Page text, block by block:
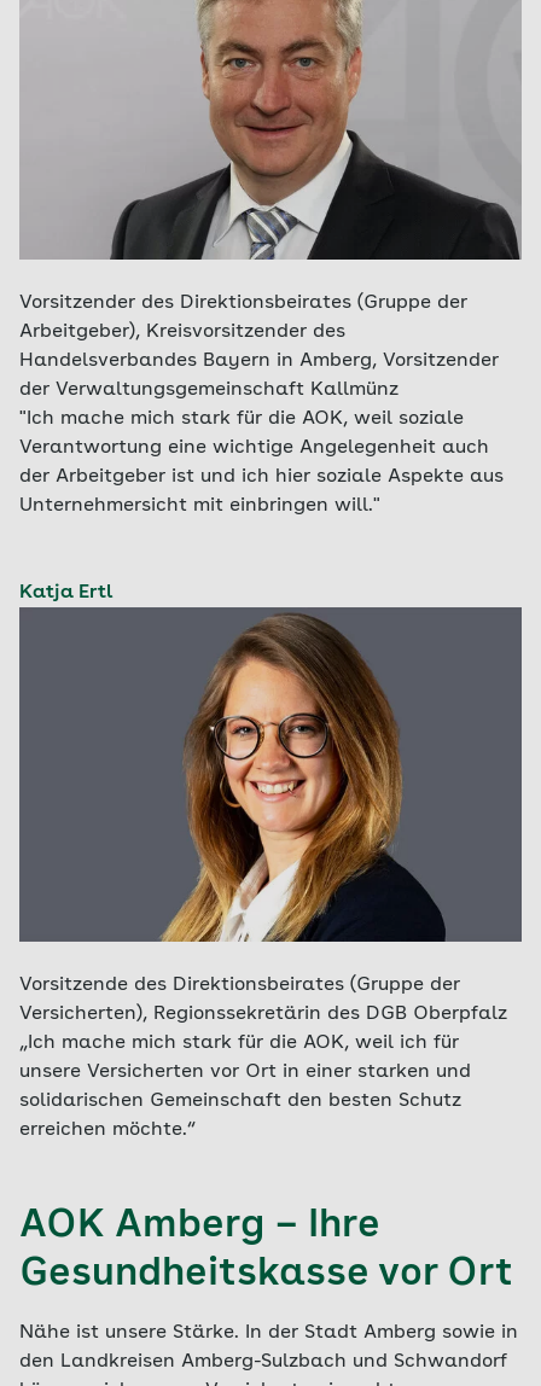
Vorsitzender des Direktionsbeirates (Gruppe der
Arbeitgeber), Kreisvorsitzender des
Handelsverbandes Bayern in Amberg, Vorsitzender
der Verwaltungsgemeinschaft Kallmünz
"Ich mache mich stark für die AOK, weil soziale
Verantwortung eine wichtige Angelegenheit auch
der Arbeitgeber ist und ich hier soziale Aspekte aus
Unternehmersicht mit einbringen will."
Katja Ertl
Vorsitzende des Direktionsbeirates (Gruppe der
Versicherten), Regionssekretärin des DGB Oberpfalz
„Ich mache mich stark für die AOK, weil ich für
unsere Versicherten vor Ort in einer starken und
solidarischen Gemeinschaft den besten Schutz
erreichen möchte.“
AOK Amberg – Ihre
Gesundheitskasse vor Ort
Nähe ist unsere Stärke. In der Stadt Amberg sowie in
den Landkreisen Amberg-Sulzbach und Schwandorf